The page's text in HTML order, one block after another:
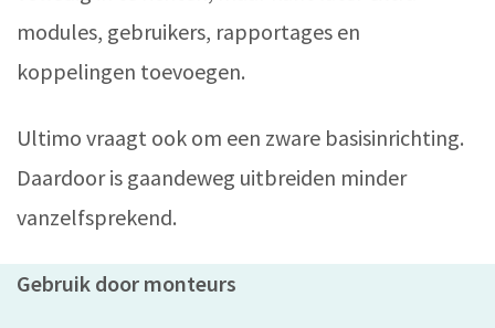
modules, gebruikers, rapportages en
koppelingen toevoegen.
Ultimo vraagt ook om een zware basisinrichting.
Daardoor is gaandeweg uitbreiden minder
vanzelfsprekend.
Gebruik door monteurs